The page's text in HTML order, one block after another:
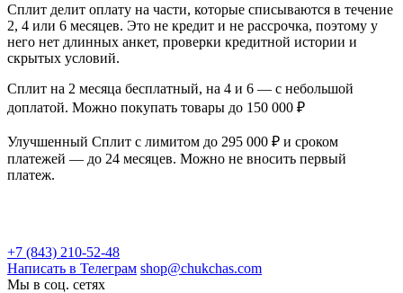
Сплит делит оплату на части, которые списываются в течение
2, 4 или 6 месяцев. Это не кредит и не рассрочка, поэтому у
него нет длинных анкет, проверки кредитной истории и
скрытых условий.
Сплит на 2 месяца бесплатный, на 4 и 6 — с небольшой
доплатой. Можно покупать товары до 150 000 ₽
Улучшенный Сплит с лимитом до 295 000 ₽ и сроком
платежей — до 24 месяцев. Можно не вносить первый
платеж.
+7 (843) 210-52-48
Написать в Телеграм shop@chukchas.com
Мы в соц. сетях